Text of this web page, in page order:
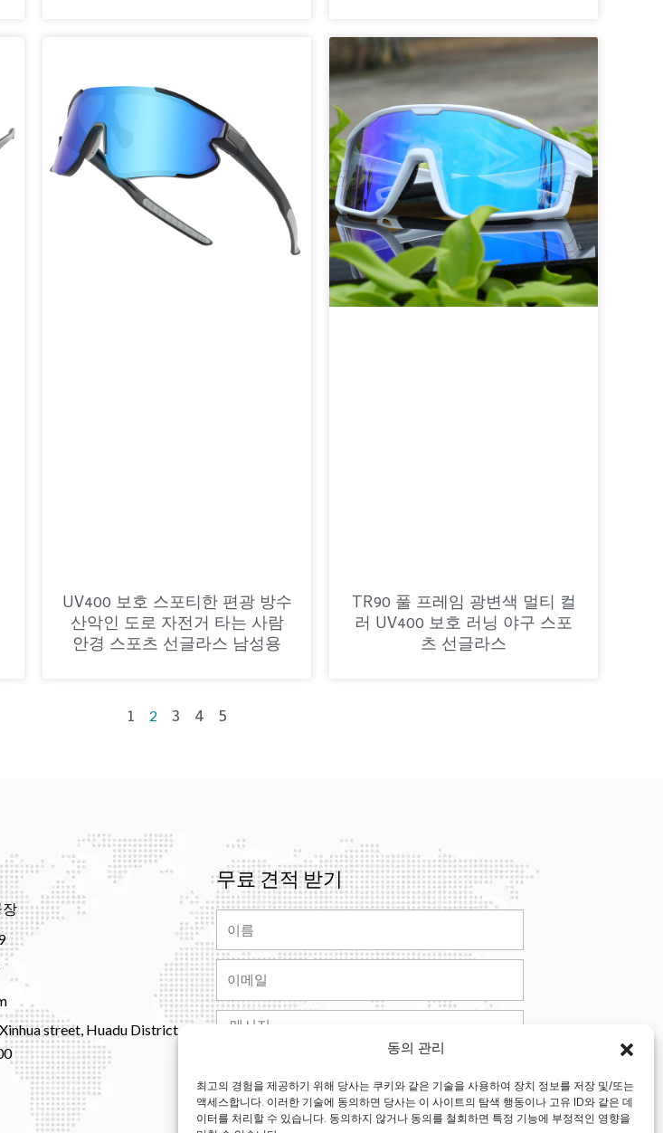
동의 관리
최고의 경험을 제공하기 위해 당사는 쿠키와 같은 기술을 사용하여 장치 정보를 저장 및/또는
액세스합니다. 이러한 기술에 동의하면 당사는 이 사이트의 탐색 행동이나 고유 ID와 같은 데
이터를 처리할 수 있습니다. 동의하지 않거나 동의를 철회하면 특정 기능에 부정적인 영향을
UV400 보호 스포티한 편광 방수
산악인 도로 자전거 타는 사람
안경 스포츠 선글라스 남성용
TR90 풀 프레임 광변색 멀티 컬
러 UV400 보호 러닝 야구 스포
츠 선글라스
1 2 3 4 5
street, Huadu District,
무료 견적 받기
일
제출하다
Alternative: